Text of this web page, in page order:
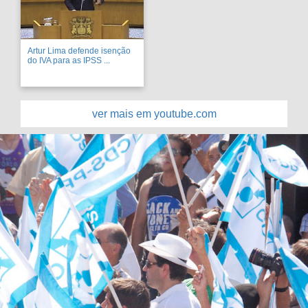
Artur Lima defende isenção
do IVA para as IPSS ...
ver mais em youtube.com